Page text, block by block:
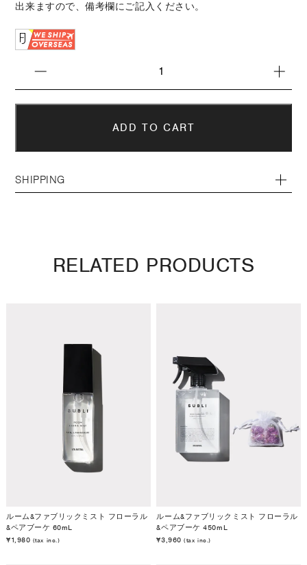
出来ますので、備考欄にご記入ください。
SHIPPING
RELATED PRODUCTS
ルーム&ファブリックミスト フローラル
&ペアブーケ 60mL
¥1,980 (tax inc.)
ルーム&ファブリックミスト フローラル
&ペアブーケ 450mL
¥3,960 (tax inc.)